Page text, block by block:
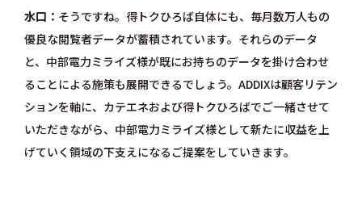
水口
そうですね。得トクひろば自体にも、毎月数万人もの
優良な閲覧者データが蓄積されています。それらのデータ
と、中部電力ミライズ様が既にお持ちのデータを掛け合わせ
ることによる施策も展開できるでしょう。ADDIXは顧客リテン
ションを軸に、カテエネおよび得トクひろばでご一緒させて
いただきながら、中部電力ミライズ様として新たに収益を上
げていく領域の下支えになるご提案をしていきます。